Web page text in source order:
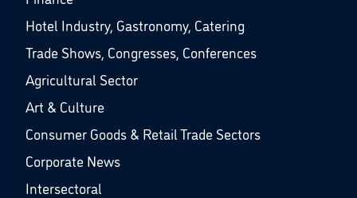
Hotel Industry, Gastronomy, Catering
Trade Shows, Congresses, Conferences
Agricultural Sector
Art & Culture
Consumer Goods & Retail Trade Sectors
Corporate News
Intersectoral